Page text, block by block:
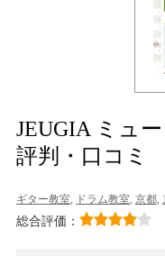
JEUGIA ミュ
評判・口コミ
ギター教室, ドラム教室, 京都,
総合評価：